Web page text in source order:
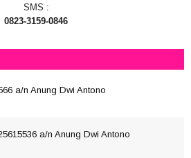
SMS :
0823-3159-0846
a/n Anung Dwi Antono
a/n Anung Dwi Antono